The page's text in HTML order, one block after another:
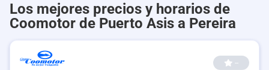
Los mejores precios y horarios de
Coomotor de Puerto Asis a Pereira
--